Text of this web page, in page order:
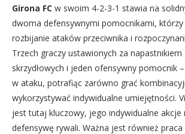
Girona FC w swoim 4-2-3-1 stawia na
dwoma defensywnymi pomocnikami,
rozbijanie ataków przeciwnika i
Trzech graczy ustawionych za napastnikiem
skrzydłowych i jeden ofensywny pomocnik
w ataku, potrafiąc zarówno grać
wykorzystywać indywidualne umiejętności.
jest tutaj kluczowy, jego indywidualne
defensywę rywali. Ważna jest również